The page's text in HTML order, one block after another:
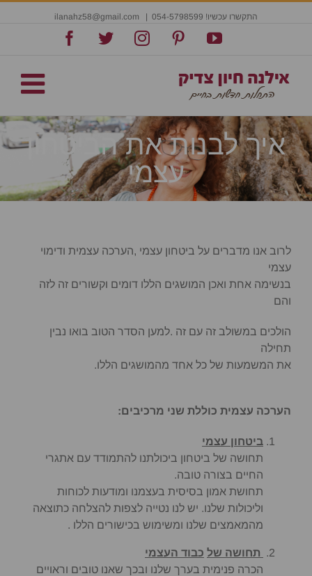
התקשרו עכשיו! 054-5798599
YouTube
Pinterest
Instagram
Twitter
איך לבנות את הביטחון
עצמי
לרוב אנו מדברים על ביטחון עצמי ,הערכה עצמית ודימוי
עצמי
בנשימה אחת ואכן המושגים הללו דומים וקשורים זה לזה
והם
הולכים במשולב זה עם זה .למען הסדר הטוב בואו נבין
תחילה
את המשמעות של כל אחד מהמושגים הללו.
הערכה עצמית כוללת שני מרכיבים:
ביטחון עצמי
תחושה של ביטחון ביכולתנו להתמודד עם אתגרי
החיים בצורה טובה.
תחושת אמון בסיסית בעצמנו ומודעות לכוחות
וליכולות שלנו. יש לנו נטייה לצפות להצלחה כתוצאה
מהמאמצים שלנו ומשימוש בכישורים הללו .
תחושה של כבוד העצמי
הכרה פנימית בערך שלנו ובכך שאנו טובים וראויים